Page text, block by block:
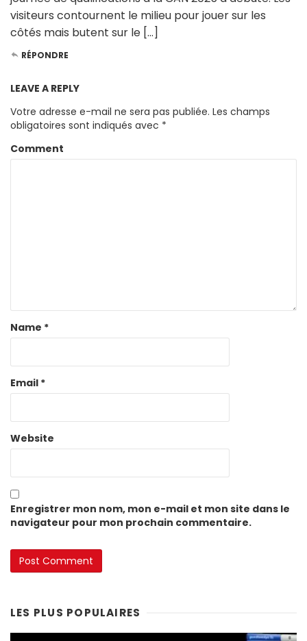
visiteurs contournent le milieu pour jouer sur les
côtés mais butent sur le […]
RÉPONDRE
LEAVE A REPLY
Votre adresse e-mail ne sera pas publiée. Les champs
obligatoires sont indiqués avec *
Comment
Name *
Email *
Website
Enregistrer mon nom, mon e-mail et mon site dans le
navigateur pour mon prochain commentaire.
LES PLUS POPULAIRES